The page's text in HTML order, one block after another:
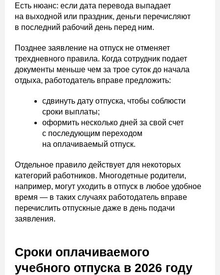
Есть нюанс: если дата перевода выпадает
на выходной или праздник, деньги перечисляют
в последний рабочий день перед ним.
Позднее заявление на отпуск не отменяет
трехдневного правила. Когда сотрудник подает
документы меньше чем за трое суток до начала
отдыха, работодатель вправе предложить:
сдвинуть дату отпуска, чтобы соблюсти
сроки выплаты;
оформить несколько дней за свой счет
с последующим переходом
на оплачиваемый отпуск.
Отдельное правило действует для некоторых
категорий работников. Многодетные родители,
например, могут уходить в отпуск в любое удобное
время — в таких случаях работодатель вправе
перечислить отпускные даже в день подачи
заявления.
Сроки оплачиваемого
учебного отпуска в 2026 году